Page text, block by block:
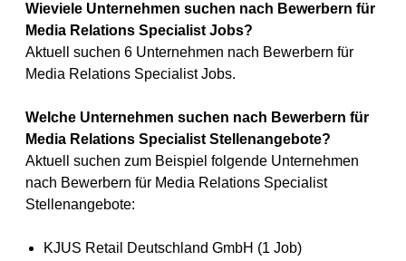
Wieviele Unternehmen suchen nach Bewerbern für
Media Relations Specialist Jobs?
Aktuell suchen 6 Unternehmen nach Bewerbern für
Media Relations Specialist Jobs.
Welche Unternehmen suchen nach Bewerbern für
Media Relations Specialist Stellenangebote?
Aktuell suchen zum Beispiel folgende Unternehmen
nach Bewerbern für Media Relations Specialist
Stellenangebote:
KJUS Retail Deutschland GmbH (1 Job)